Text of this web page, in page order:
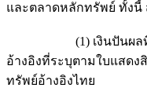
และตลาดหลักทรัพย์ ทั้งนี้
(1) เงินปันผลที่ได้รั
อ้างอิงที่ระบุตามใบแสด
ทรัพย์อ้างอิงไทย